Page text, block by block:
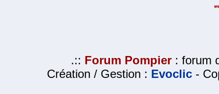
.:: Forum Pompier : forum
Création / Gestion : Evoclic -